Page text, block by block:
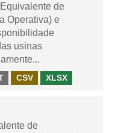
de
Operativa) e
usinas
CSV XLSX
de